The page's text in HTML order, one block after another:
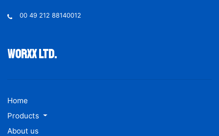
00 49 212 88140012
Worxx ltd.
Home
Products
About us